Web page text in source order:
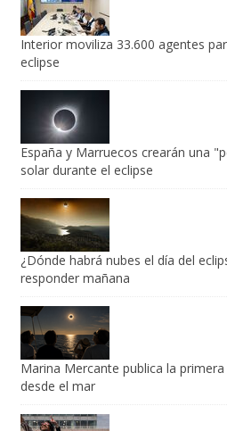
Interior moviliza 33.600 agentes
eclipse
España y Marruecos crearán una
solar durante el eclipse
¿Dónde habrá nubes el día del
responder mañana
Marina Mercante publica la
desde el mar